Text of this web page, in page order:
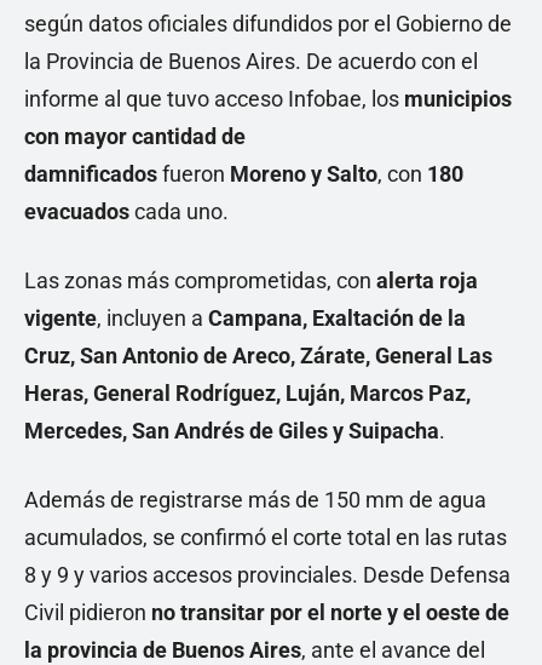
según datos oficiales difundidos por el Gobierno de
la Provincia de Buenos Aires. De acuerdo con el
informe al que tuvo acceso Infobae, los municipios
con mayor cantidad de
damnificadosfueron Moreno y Salto, con 180
evacuadoscada uno.
Las zonas más comprometidas, con alerta roja
vigente, incluyen a Campana, Exaltación de la
Cruz, San Antonio de Areco, Zárate, General Las
Heras, General Rodríguez, Luján, Marcos Paz,
Mercedes, San Andrés de Giles y Suipacha.
Además de registrarse más de 150 mm de agua
acumulados, se confirmó el corte total en las rutas
8 y 9 y varios accesos provinciales. Desde Defensa
Civil pidieron no transitar por el norte y el oeste de
la provincia de Buenos Aires, ante el avance del